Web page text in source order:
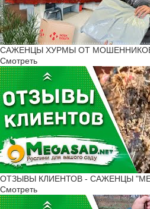
САЖЕНЦЫ ХУРМЫ ОТ МОШЕННИКОВ |
Смотреть
ОТЗЫВЫ КЛИЕНТОВ - САЖЕНЦЫ
Смотреть